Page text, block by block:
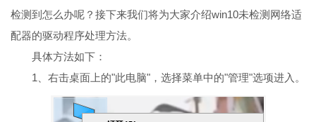
检测到怎么办呢？接下来我们将为大家介绍win10未检测网络适
配器的驱动程序处理方法。
具体方法如下：
1、右击桌面上的"此电脑"，选择菜单中的"管理"选项进入。